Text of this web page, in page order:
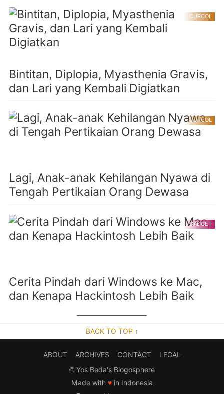
CURCOL
Bintitan, Diplopia, Myasthenia Gravis,
dan Lari yang Kembali Digiatkan
CURCOL
Lagi, Anak-anak Kehilangan Nyawa di
Tengah Pertikaian Orang Dewasa
GADGET
Cerita Pindah dari Windows ke Mac,
dan Kenapa Hackintosh Lebih Baik
BACK TO TOP ↑
ABOUT ARCHIVES CONTACT
LEGAL
© Yos Beda's Blogosphere
Made with ♥in Indonesia